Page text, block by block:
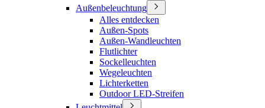
Außenbeleuchtung
Alles entdecken
Außen-Spots
Außen-Wandleuchten
Flutlichter
Sockelleuchten
Wegeleuchten
Lichterketten
Outdoor LED-Streifen